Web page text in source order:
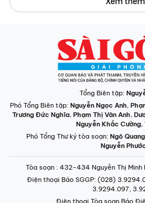
Tổng Biên tập:
Phó Tổng Biên tập: Nguyễn Ngọc Anh,
Trương Đức Nghĩa, Phạm Thị Vân Anh,
Nguyễn Khắc Cường,
Phó Tổng Thư ký tòa soạn: Ngô
Nguyễn
Tòa soạn : 432-434 Nguyễn Thị Minh
Điện thoại Báo SGGP: (028)
3.9294.097,
Điện thoại Tòa soạn Báo